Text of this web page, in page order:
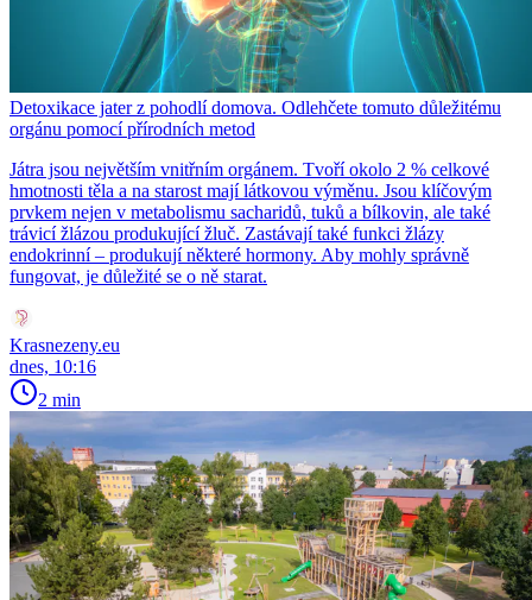
Detoxikace jater z pohodlí domova. Odlehčete tomuto důležitému
orgánu pomocí přírodních metod
Játra jsou největším vnitřním orgánem. Tvoří okolo 2 % celkové
hmotnosti těla a na starost mají látkovou výměnu. Jsou klíčovým
prvkem nejen v metabolismu sacharidů, tuků a bílkovin, ale také
trávicí žlázou produkující žluč. Zastávají také funkci žlázy
endokrinní – produkují některé hormony. Aby mohly správně
fungovat, je důležité se o ně starat.
Krasnezeny.eu
dnes, 10:16
2 min